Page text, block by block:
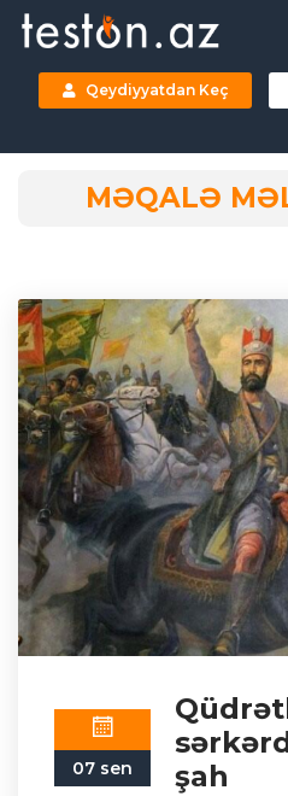
Qeydiyyatdan Keç
MƏQALƏ
07 sen
şah